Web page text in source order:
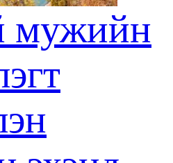
мужийн